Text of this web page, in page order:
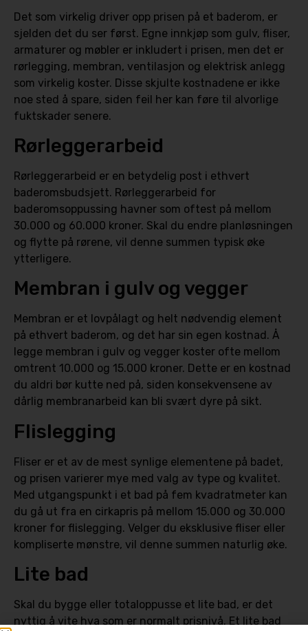
Det som virkelig driver opp prisen på et baderom, er
sjelden det du ser først. Egne innkjøp som gulv, fliser,
armaturer og møbler er inkludert i prisen, men det er
rørlegging, membran, ventilasjon og elektrisk anlegg
som virkelig koster. Disse skjulte kostnadene er ikke
noe sted å spare, siden feil her kan føre til alvorlige
fuktskader senere.
Rørleggerarbeid
Rørleggerarbeid er en betydelig post i ethvert
baderomsbudsjett. Rørleggerarbeid for
baderomsoppussing havner som oftest på mellom
30.000 og 60.000 kroner. Skal du endre planløsningen
og flytte på rørene, vil denne summen typisk øke
ytterligere.
Membran i gulv og vegger
Membran er et lovpålagt og helt nødvendig element
på ethvert baderom, og det har sin egen kostnad. Å
legge membran i gulv og vegger koster ofte mellom
omtrent 10.000 og 15.000 kroner. Dette er en kostnad
du aldri bør kutte ned på, siden konsekvensene av
dårlig membranarbeid kan bli svært dyre på sikt.
Flislegging
Fliser er et av de mest synlige elementene på badet,
og prisen varierer mye med valg av type og kvalitet.
Med utgangspunkt i et bad på fem kvadratmeter kan
du gå ut fra en cirkapris på mellom 15.000 og 30.000
kroner for flislegging. Velger du eksklusive fliser eller
kompliserte mønstre, vil denne summen naturlig øke.
Lite bad
Skal du bygge eller totaloppusse et lite bad, er det
nyttig å vite hva som er normalt prisnivå. Et lite bad